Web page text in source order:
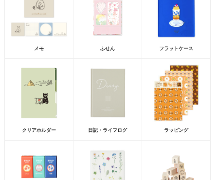
メモ ふせん フラットケース
クリアホルダー 日記・ライフログ ラッピング